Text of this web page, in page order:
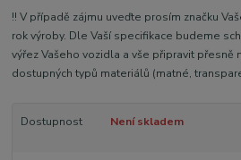
!! V případě zájmu uveďte prosím značku
rok výroby. Dle Vaší specifikace budeme
výřez Vašeho vozidla a vše připravit přesně
dostupných typů materiálů (matné,
Dostupnost Není skladem